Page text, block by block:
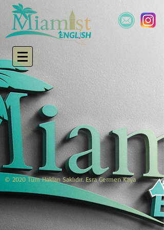
© 2020 Tüm Hakları Saklıdır. Esra Germen Kaya